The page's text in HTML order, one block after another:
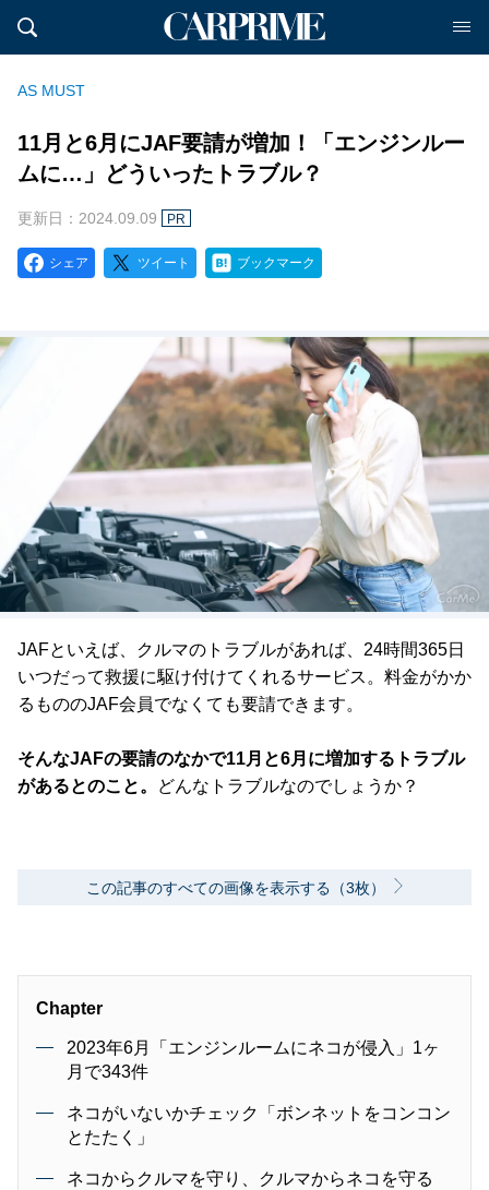
AS MUST
11月と6月にJAF要請が増加！「エンジンルー
ムに…」どういったトラブル？
更新日：2024.09.09 PR
シェア ツイート ブックマーク
JAFといえば、クルマのトラブルがあれば、24時間365日
いつだって救援に駆け付けてくれるサービス。料金がかか
るもののJAF会員でなくても要請できます。
そんなJAFの要請のなかで11月と6月に増加するトラブル
があるとのこと。
どんなトラブルなのでしょうか？
この記事のすべての画像を表示する（3枚）
Chapter
2023年6月「エンジンルームにネコが侵入」1ヶ
月で343件
ネコがいないかチェック「ボンネットをコンコン
とたたく」
ネコからクルマを守り、クルマからネコを守る